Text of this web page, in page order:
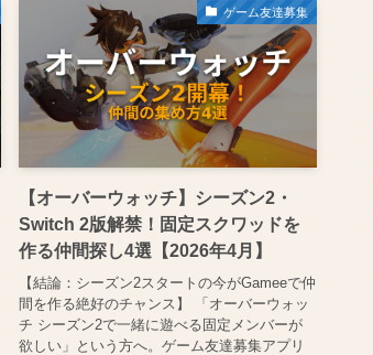
ゲーム友達募集
【オーバーウォッチ】シーズン2・
Switch 2版解禁！固定スクワッドを
作る仲間探し4選【2026年4月】
【結論：シーズン2スタートの今がGameeで仲
間を作る絶好のチャンス】 「オーバーウォッ
チ シーズン2で一緒に遊べる固定メンバーが
欲しい」という方へ。ゲーム友達募集アプリ